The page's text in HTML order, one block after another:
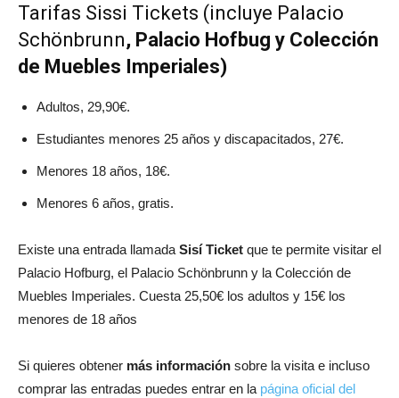
Tarifas Sissi Tickets (incluye Palacio
Schönbrunn, Palacio Hofbug y Colección
de Muebles Imperiales)
Adultos, 29,90€.
Estudiantes menores 25 años y discapacitados, 27€.
Menores 18 años, 18€.
Menores 6 años, gratis.
Existe una entrada llamada Sisí Ticket que te permite visitar el
Palacio Hofburg, el Palacio Schönbrunn y la Colección de
Muebles Imperiales. Cuesta 25,50€ los adultos y 15€ los
menores de 18 años
Si quieres obtener más información sobre la visita e incluso
comprar las entradas puedes entrar en la página oficial del